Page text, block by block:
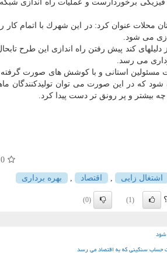
پیشرفت فیزیكی برخوردارست و عملیات راه
می شود.
كند پیش رفتن راه اندازی این طرح
می رسد.
مسئولین استانی و با كوشش های صورت
كه در این صورت می توان تولیدكنندگان
چه بیشتر و پر رونق تر دست پیدا كرد.
اشتغال زایی اقتصاد بهره برداری
(1)
(0)
شود
حساب سنگینی که به اقتصاد می رسد